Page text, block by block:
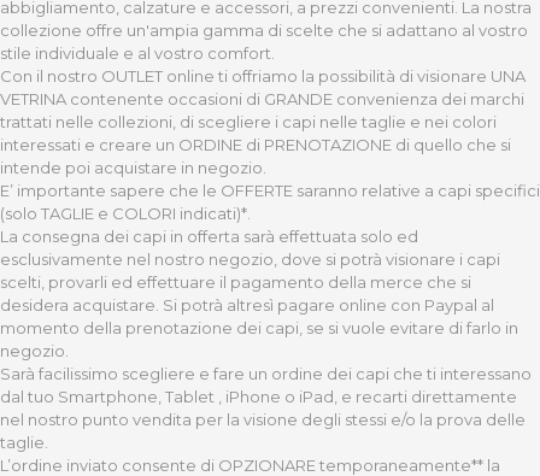
abbigliamento, calzature e accessori, a prezzi convenienti. La nostra
collezione offre un'ampia gamma di scelte che si adattano al vostro
stile individuale e al vostro comfort.
Con il nostro OUTLET online ti offriamo la possibilità di visionare UNA
VETRINA contenente occasioni di GRANDE convenienza dei marchi
trattati nelle collezioni, di scegliere i capi nelle taglie e nei colori
interessati e creare un ORDINE di PRENOTAZIONE di quello che si
intende poi acquistare in negozio.
E’ importante sapere che le OFFERTE saranno relative a capi specifici
(solo TAGLIE e COLORI indicati)*.
La consegna dei capi in offerta sarà effettuata solo ed
esclusivamente nel nostro negozio, dove si potrà visionare i capi
scelti, provarli ed effettuare il pagamento della merce che si
desidera acquistare. Si potrà altresì pagare online con Paypal al
momento della prenotazione dei capi, se si vuole evitare di farlo in
negozio.
Sarà facilissimo scegliere e fare un ordine dei capi che ti interessano
dal tuo Smartphone, Tablet , iPhone o iPad, e recarti direttamente
nel nostro punto vendita per la visione degli stessi e/o la prova delle
taglie.
L’ordine inviato consente di OPZIONARE temporaneamente** la